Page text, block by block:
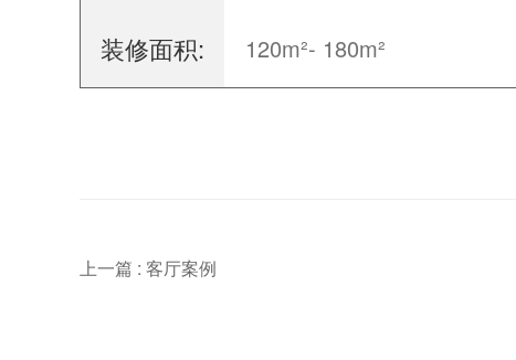
装修面积: 120m²- 180m²
上一篇 : 客厅案例